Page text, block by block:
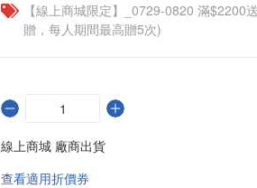
【線上商城限定】_0729-0820 滿$2200
贈，每人期間最高贈5次)
線上商城 廠商出貨
查看適用折價券